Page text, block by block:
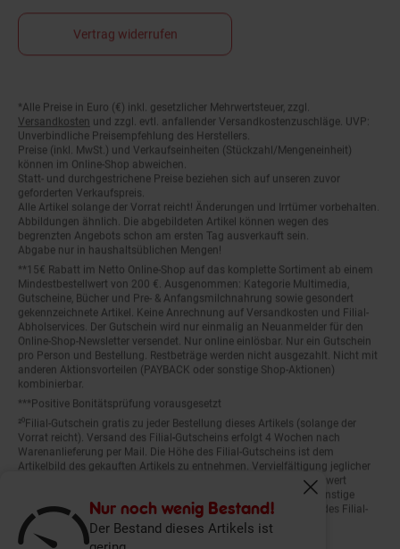
Nur noch wenig Bestand!
Der Bestand dieses Artikels ist
Fenster
Vertrag widerrufen
Fußnoten
*Alle Preise in Euro (€) inkl. gesetzlicher Mehrwertsteuer, zzgl.
Versandkosten
und zzgl. evtl. anfallender Versandkostenzuschläge. UVP:
Unverbindliche Preisempfehlung des Herstellers.
Preise (inkl. MwSt.) und Verkaufseinheiten (Stückzahl/Mengeneinheit)
können im Online-Shop abweichen.
Statt- und durchgestrichene Preise beziehen sich auf unseren zuvor
geforderten Verkaufspreis.
Alle Artikel solange der Vorrat reicht! Änderungen und Irrtümer vorbehalten.
Abbildungen ähnlich. Die abgebildeten Artikel können wegen des
begrenzten Angebots schon am ersten Tag ausverkauft sein.
Abgabe nur in haushaltsüblichen Mengen!
**15€ Rabatt im Netto Online-Shop auf das komplette Sortiment ab einem
Mindestbestellwert von 200 €. Ausgenommen: Kategorie Multimedia,
Gutscheine, Bücher und Pre- & Anfangsmilchnahrung sowie gesondert
gekennzeichnete Artikel. Keine Anrechnung auf Versandkosten und Filial-
Abholservices. Der Gutschein wird nur einmalig an Neuanmelder für den
Online-Shop-Newsletter versendet. Nur online einlösbar. Nur ein Gutschein
pro Person und Bestellung. Restbeträge werden nicht ausgezahlt. Nicht mit
anderen Aktionsvorteilen (PAYBACK oder sonstige Shop-Aktionen)
kombinierbar.
***Positive Bonitätsprüfung vorausgesetzt
²⁰Filial-Gutschein gratis zu jeder Bestellung dieses Artikels (solange der
Vorrat reicht). Versand des Filial-Gutscheins erfolgt 4 Wochen nach
Warenanlieferung per Mail. Die Höhe des Filial-Gutscheins ist dem
Artikelbild des gekauften Artikels zu entnehmen. Vervielfältigung jeglicher
Art nicht gestattet. Der Filial-Gutschein ist ohne Mindesteinkaufswert
einlösbar. Nicht mit anderen Aktionsvorteilen (PAYBACK oder sonstige
Shop-Aktionen) kombinierbar. Der jeweilige Gültigkeitszeitraum des Filial-
Gutscheins ist darauf vermerkt.